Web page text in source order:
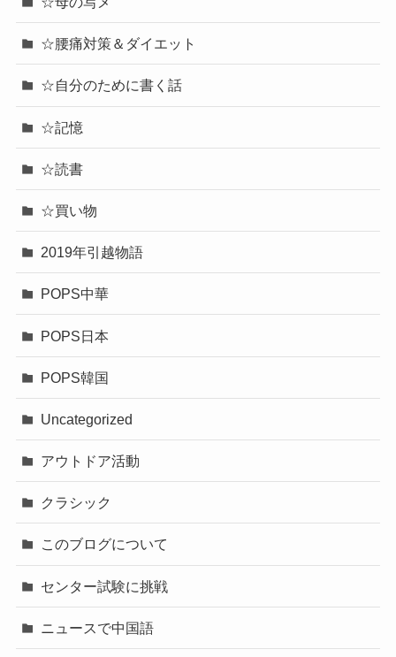
☆腰痛対策＆ダイエット
☆自分のために書く話
☆記憶
☆読書
☆買い物
2019年引越物語
POPS中華
POPS日本
POPS韓国
Uncategorized
アウトドア活動
クラシック
このブログについて
センター試験に挑戦
ニュースで中国語